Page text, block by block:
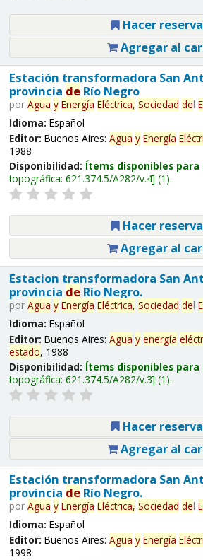
Hacer reserva
Agregar al
Estación transformadora San
provincia deRío Negro
por Agua y Energía Eléctrica, Sociedad del
Idioma: Español
Editor: Buenos Aires: Agua y Energía
1988
Disponibilidad: Ítems disponibles
topográfica: 621.374.5/A282/v.4 (1).
Hacer reserva
Agregar al
Estacion transformadora San
provincia deRío Negro.
por Agua y Energía Eléctrica, Sociedad del
Idioma: Español
Editor: Buenos Aires: Agua y energía
estado, 1988
Disponibilidad: Ítems disponibles
topográfica: 621.374.5/A282/v.3 (1).
Hacer reserva
Agregar al
Estación transformadora San
provincia deRío Negro.
por Agua y Energía Eléctrica, Sociedad del
Idioma: Español
Editor: Buenos Aires: Agua y Energía
1998